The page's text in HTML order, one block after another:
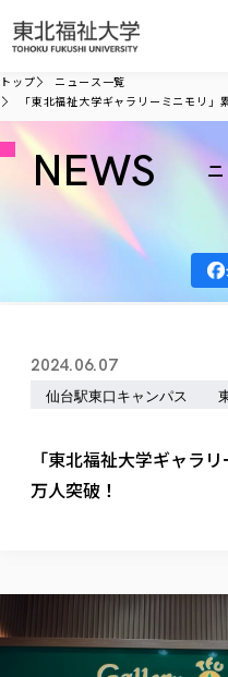
大学について
建学の精神・教育の理念
学長室の窓
各種方針
大学の歩み
学則
校歌の歴史
関連法人
教職員募集
役員・評議員一覧
大学の取り組み
大学の取り組み
社会連携・研究
カリキュラム編成ガイド
研究活動における不正行
大学広報誌「TFU
情報公開
寄附行為
事業計画／財務・事業報
大学評価
学部・大学院
総合福祉学部
社会福祉学科
福祉行政学科
共生まちづくり学部
共生まちづくり学科
教育学部
健康科学部
リハビリテーション学科
医療経営管理学科
情報福祉マネジメン
仏教専修科
入学試験
デジタルパンフ
就職状況
東北福祉大学のキャリ
進路・就職支援
採用ご担当者様へ
採用ご担当者様へ
課外活動
文化会・文化系サー
大学指定団体紹介
国際交流
交換留学生
海外留学・研修
東北福祉大学の研究
生涯教育・キャリア教育
トップ
ニュース一覧
「東北福祉大学ギャラリーミニモリ」
NEWS
2024.06.07
仙台駅東口キャンパス
「東北福祉大学ギャラ
万人突破！